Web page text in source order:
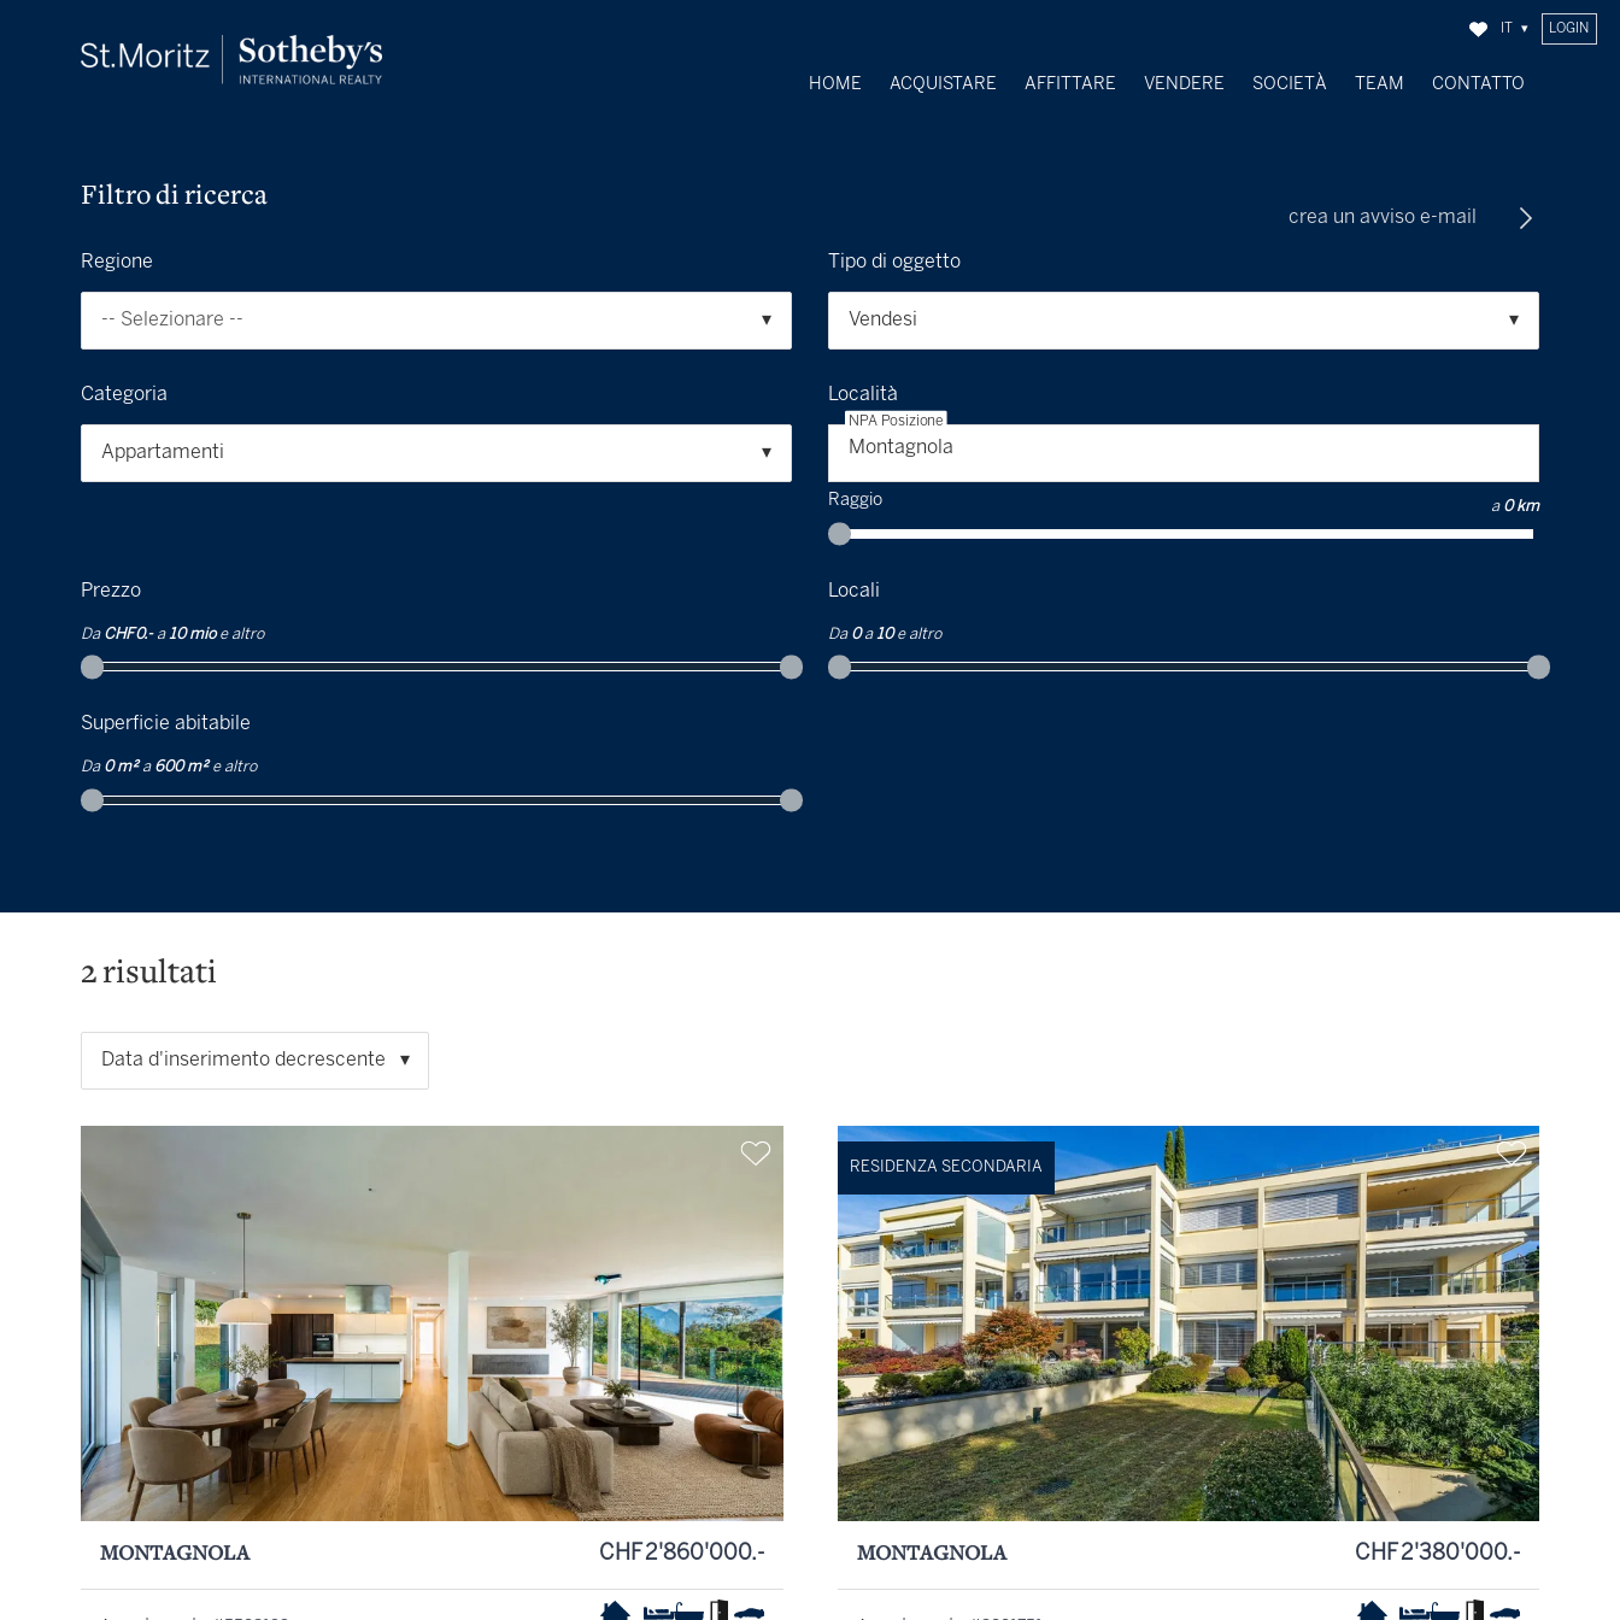
LOGIN
HOME ACQUISTARE AFFITTARE VENDERE
SOCIETÀ
TEAM CONTATTO
Filtro di ricerca
crea un avviso e-mail
Regione
-- Selezionare --
Tipo di oggetto
Vendesi
Categoria
Appartamenti
Località
Montagnola
NPA Posizione
Raggio a 0 km
Prezzo
Da CHF 0.- a 10 mio e altro
Locali
Da 0 a 10 e altro
Superficie abitabile
Da 0 m² a 600 m² e altro
2risultati
Data d'inserimento decrescente
MONTAGNOLA CHF 2'860'000.-
RESIDENZA SECONDARIA
MONTAGNOLA CHF 2'380'000.-